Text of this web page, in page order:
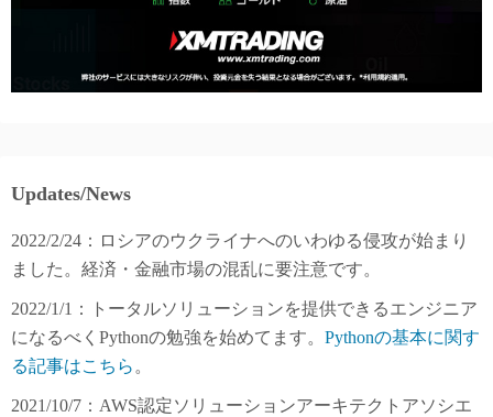
Updates/News
2022/2/24：ロシアのウクライナへのいわゆる侵攻が始まり
ました。経済・金融市場の混乱に要注意です。
2022/1/1：トータルソリューションを提供できるエンジニア
になるべくPythonの勉強を始めてます。 Pythonの基本に関す
る記事はこちら 。
2021/10/7：AWS認定ソリューションアーキテクトアソシエ